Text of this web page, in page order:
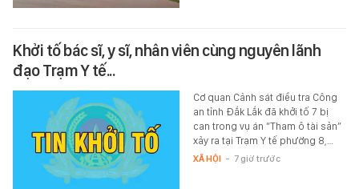
Khởi tố bác sĩ, y sĩ, nhân viên cùng nguyên lãnh
đạo Trạm Y tế...
Cơ quan Cảnh sát điều tra Công
an tỉnh Đắk Lắk đã khởi tố 7 bị
can trong vụ án “Tham ô tài sản”
xảy ra tại Trạm Y tế phường 8,…
XÃ HỘI - 7 giờ trước